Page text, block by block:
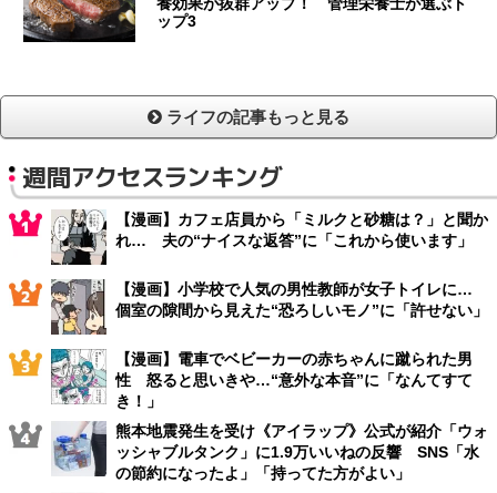
ップ3
ライフの記事もっと見る
週間アクセスランキング
【漫画】カフェ店員から「ミルクと砂糖は？」と聞か
れ… 夫の“ナイスな返答”に「これから使います」
【漫画】小学校で人気の男性教師が女子トイレに…
個室の隙間から見えた“恐ろしいモノ”に「許せない」
【漫画】電車でベビーカーの赤ちゃんに蹴られた男
性 怒ると思いきや…“意外な本音”に「なんてすて
き！」
熊本地震発生を受け《アイラップ》公式が紹介「ウォ
ッシャブルタンク」に1.9万いいねの反響 SNS「水
の節約になったよ」「持ってた方がよい」